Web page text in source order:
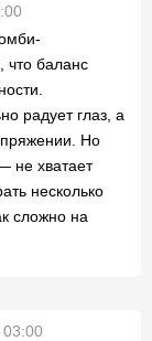
что баланс
радует глаз, а
Но
не хватает
несколько
сложно на